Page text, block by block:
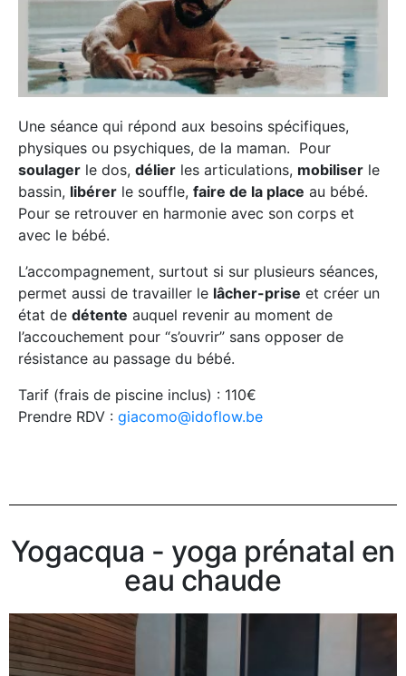
Une séance qui répond aux besoins spécifiques,
physiques ou psychiques, de la maman. Pour
soulager le dos, délier les articulations, mobiliser le
bassin, libérer le souffle, faire de la place au bébé.
Pour se retrouver en harmonie avec son corps et
avec le bébé.
L’accompagnement, surtout si sur plusieurs séances,
permet aussi de travailler le lâcher-prise et créer un
état de détente auquel revenir au moment de
l’accouchement pour “s’ouvrir” sans opposer de
résistance au passage du bébé.
Tarif (frais de piscine inclus) : 110€
Prendre RDV : giacomo@idoflow.be
Yogacqua - yoga prénatal en
eau chaude